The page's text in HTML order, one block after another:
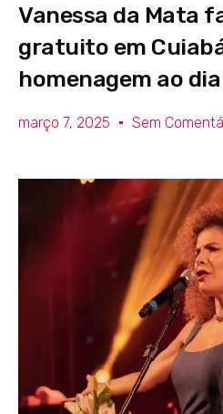
Vanessa da Mata
gratuito em
homenagem ao
março 7, 2025 Sem